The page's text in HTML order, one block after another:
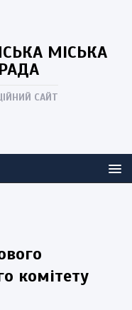
МІСЬКА
РАДА
САЙТ
комітету